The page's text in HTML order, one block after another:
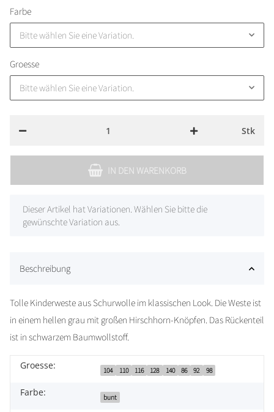
Farbe
Bitte wählen Sie eine Variation.
Groesse
Bitte wählen Sie eine Variation.
Stk
IN DEN WARENKORB
xDieser Artikel hat Variationen. Wählen Sie bitte die
gewünschte Variation aus.
Beschreibung
Tolle Kinderweste aus Schurwolle im klassischen Look. Die Weste ist
in einem hellen grau mit großen Hirschhorn-Knöpfen. Das Rückenteil
ist in schwarzem Baumwollstoff.
Groesse: 104 110 116 128 140 86 92 98
Farbe: bunt